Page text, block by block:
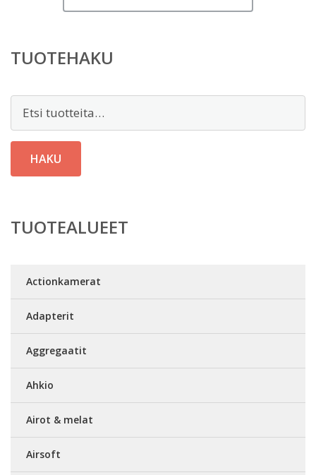
TUOTEHAKU
Etsi:
HAKU
TUOTEALUEET
Actionkamerat
Adapterit
Aggregaatit
Ahkio
Airot & melat
Airsoft